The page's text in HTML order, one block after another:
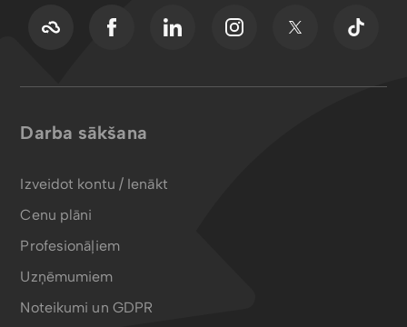
Darba sākšana
Izveidot kontu / Ienākt
Cenu plāni
Profesionāļiem
Uzņēmumiem
Noteikumi un GDPR